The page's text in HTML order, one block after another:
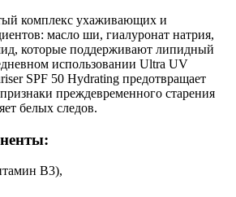
комплекс ухаживающих и
масло ши, гиалуронат натрия,
которые поддерживают липидный
использовании Ultra UV
SPF 50 Hydrating предотвращает
преждевременного старения
белых следов.
В3),